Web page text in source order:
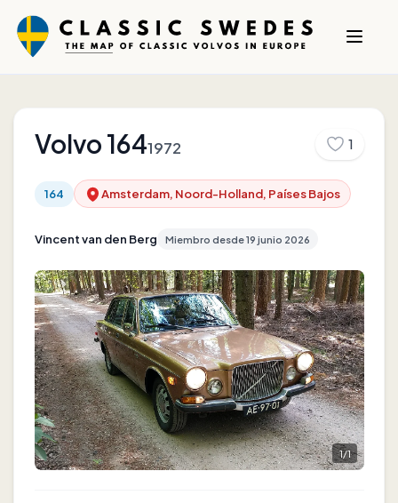
Volvo 1641972 1
164 Amsterdam, Noord-Holland, Países Bajos
Vincent van den Berg Miembro desde19 junio 2026
1/1